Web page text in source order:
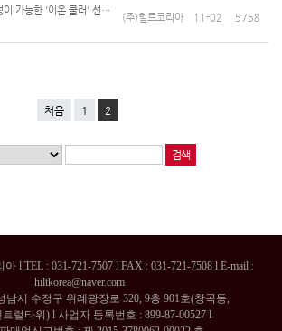
자유롭게 온도 설정이 가능한 '이온 쿨러' 선보여
(주)힐트코리아 11-02 5758
처음 1 2
l TEL : 031-721-7507 l FAX : 031-721-7508 l E-mail :
hiltkorea@naver.com
남시 수정구 위례광장로 320, 9층 901호(창곡동,
럴타워) l 사업자 등록번호 : 899-87-00527 l